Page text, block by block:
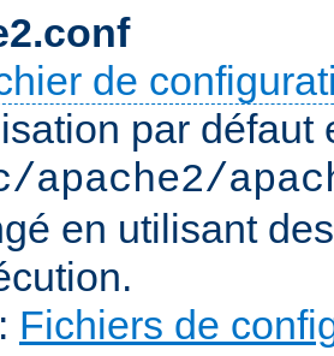
de
par défaut
apache2/
en utilisant
Fichiers de